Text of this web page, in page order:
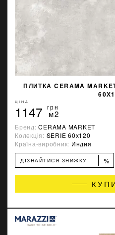
ПЛИТКА CERAMA
ЦІНА
1147 грн
м2
Бренд:CERAMA MARKET
Колекція: SERIE 60х120
Країна-виробник: Индия
ДІЗНАЙТИСЯ ЗНИЖКУ %